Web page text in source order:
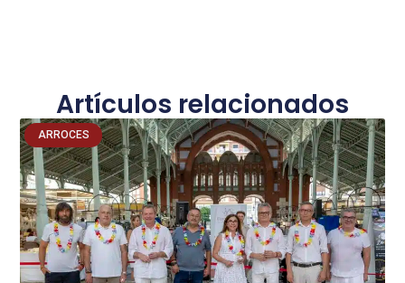
Artículos relacionados
ARROCES